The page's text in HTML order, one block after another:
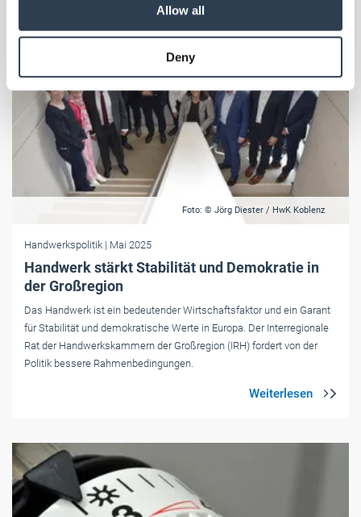
provided to them or that they’ve collected from your use
Weitere Informationen:Impressum Datenschutz
Allow all
Deny
Foto: © Jörg Diester / HwK Koblenz
Handwerkspolitik | Mai 2025
Handwerk stärkt Stabilität und Demokratie in
der Großregion
Das Handwerk ist ein bedeutender Wirtschaftsfaktor und ein Garant
für Stabilität und demokratische Werte in Europa. Der Interregionale
Rat der Handwerkskammern der Großregion (IRH) fordert von der
Politik bessere Rahmenbedingungen.